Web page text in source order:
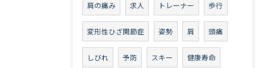
肩の痛み 求人 トレーナー 歩行
変形性ひざ関節症 姿勢 肩 頭痛
しびれ 予防 スキー 健康寿命